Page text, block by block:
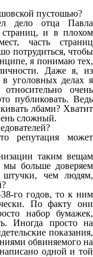
пустошью?
дело отца Павла
и в плохом
часть страниц
потрудиться, чтобы
я понимаю тех,
Даже я, из
в уголовных делах я
очень
публиковать. Ведь
лбами? Хватит
сложный.
репутация может
таким вещам
мы больше доверяем
штучки, чем людям,
го годов, то к ним
По факту они
набор бумажек,
Иногда просто на
показания,
обвиняемого на
одной и той